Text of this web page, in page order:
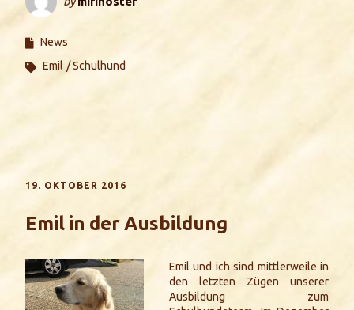
News
Emil
Schulhund
19. OKTOBER 2016
Emil in der Ausbildung
Emil und ich sind mittlerweile in
den letzten Zügen unserer
Ausbildung zum